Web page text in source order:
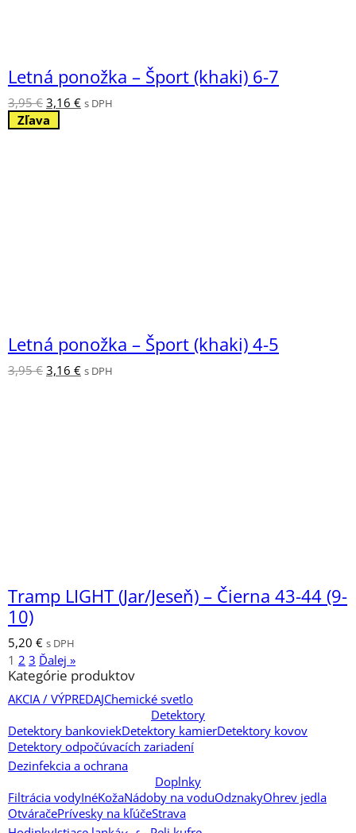
Letná ponožka – Šport (khaki) 6-7
3,95€ Pôvodná
cena
bola:
3,16 €Aktuálna
s DPH
Zľava
Letná ponožka – Šport (khaki) 4-5
3,95€ Pôvodná
3,16 €Aktuálna
s DPH
Tramp LIGHT (Jar/Jeseň) – Čierna 43-44 (9-
10)
5,20 € s DPH
1 2 3 Ďalej »
Kategórie produktov
AKCIA / VÝPREDAJChemické svetlo
Detektory
Detektory bankoviekDetektory kamierDetektory kovov
Detektory odpočúvacích zariadení
Dezinfekcia a ochrana
Doplnky
Filtrácia vodyInéKožaNádoby na voduOdznakyOhrev jedla
OtváračePrívesky na kľúčeStrava